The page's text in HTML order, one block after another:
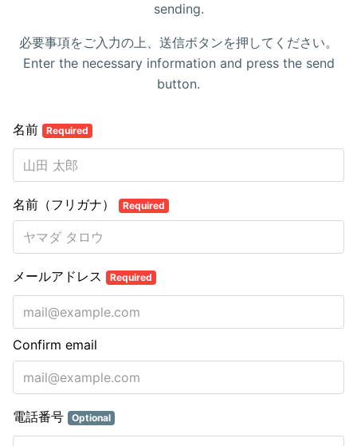
sending.
必要事項をご入力の上、送信ボタンを押してください。
Enter the necessary information and press the send
button.
名前 Required
名前（フリガナ） Required
メールアドレス Required
Confirm email
電話番号 Optional